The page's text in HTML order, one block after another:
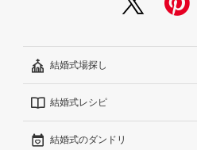
結婚式場探し
エリアから探す
こだわりから探す
結婚式レシピ
結婚式準備レポート『ハナレポ』
結婚式のダンドリ